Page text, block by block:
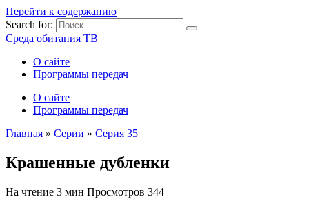
Перейти к содержанию
Search for:
Среда обитания ТВ
О сайте
Программы передач
О сайте
Программы передач
Главная » Серии » Серия 35
Крашенные дубленки
На чтение 3 мин Просмотров 344